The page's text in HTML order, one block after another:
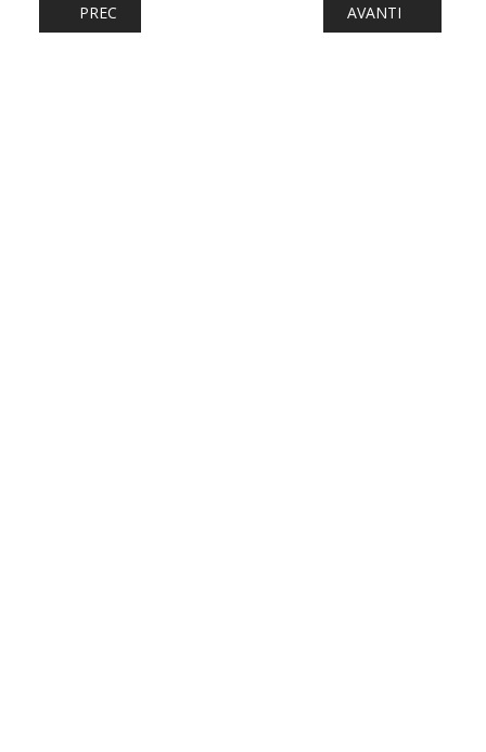
ARTICOLO PRECEDENTE: PESCARA, FILOVIA V1 “LA
PREC ARTICOLO
AVANTI